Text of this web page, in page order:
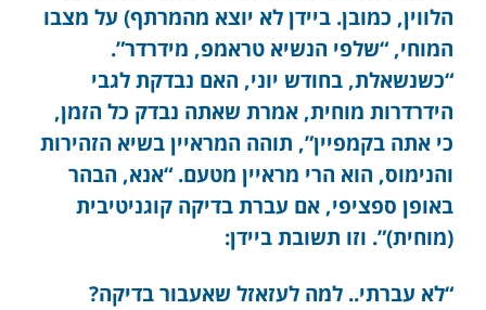
הלווין, כמובן. ביידן לא יוצא מהמרתף) על מצבו
המוחי, “שלפי הנשיא טראמפ, מידרדר”.
“כשנשאלת, בחודש יוני, האם נבדקת לגבי
הידרדרות מוחית, אמרת שאתה נבדק כל הזמן,
כי אתה בקמפיין”, תוהה המראיין בשיא הזהירות
והנימוס, הוא הרי מראיין מטעם. “אנא, הבהר
באופן ספציפי, אם עברת בדיקה קוגניטיבית
(מוחית)”. וזו תשובת ביידן:
“לא עברתי.. למה לעזאזל שאעבור בדיקה?